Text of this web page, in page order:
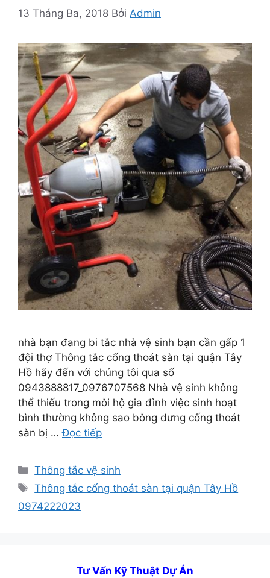
13 Tháng Ba, 2018 Bởi Admin
nhà bạn đang bi tắc nhà vệ sinh bạn cần gấp 1
đội thợ Thông tắc cống thoát sàn tại quận Tây
Hồ hãy đến với chúng tôi qua số
0943888817_0976707568 Nhà vệ sinh không
thể thiếu trong mỗi hộ gia đình việc sinh hoạt
bình thường không sao bỗng dưng cống thoát
sàn bị …Đọc tiếp
Danh
mục
Thông tắc vệ sinh
Thẻ
Thông tắc cống thoát sàn tại quận Tây Hồ
0974222023
Tư Vấn Kỹ Thuật Dự Án